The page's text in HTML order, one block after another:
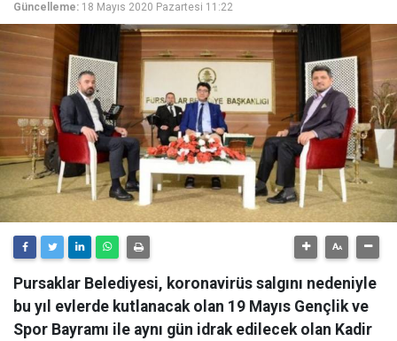
Güncelleme: 18 Mayıs 2020 Pazartesi 11:22
Pursaklar Belediyesi, koronavirüs salgını nedeniyle
bu yıl evlerde kutlanacak olan 19 Mayıs Gençlik ve
Spor Bayramı ile aynı gün idrak edilecek olan Kadir